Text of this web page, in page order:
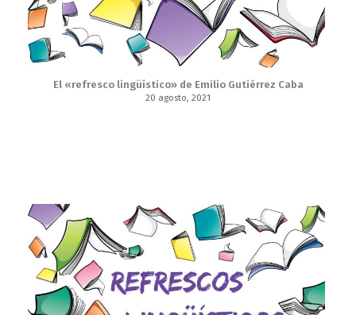
El «refresco lingüístico» de Emilio Gutiérrez Caba
20 agosto, 2021